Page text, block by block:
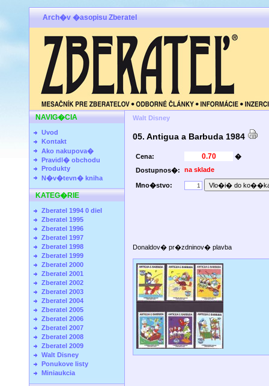
Arch�v �asopisu Zberatel
NAVIG�CIA
Uvod
Kontakt
Ako nakupova�
Pravidl� obchodu
Produkty
N�v�tevn� kniha
KATEG�RIE
Zberatel 1994 0 diel
Zberatel 1995
Zberatel 1996
Zberatel 1997
Zberatel 1998
Zberatel 1999
Zberatel 2000
Zberatel 2001
Zberatel 2002
Zberatel 2003
Zberatel 2004
Zberatel 2005
Zberatel 2006
Zberatel 2007
Zberatel 2008
Zberatel 2009
Walt Disney
Ponukove listy
Miniaukcia
Walt Disney
05. Antigua a Barbuda 1984
Cena:
�
Dostupnos�:
na sklade
Mno�stvo:
Donaldov� pr�zdninov� plavba